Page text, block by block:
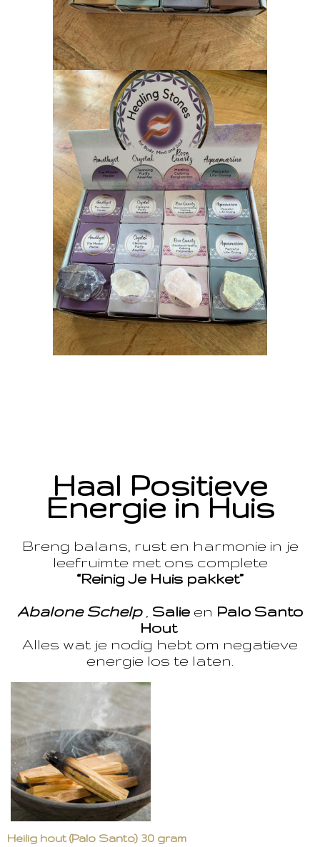
Haal Positieve
Energie in Huis
Breng balans, rust en harmonie in je
leefruimte met ons complete
“Reinig Je Huis pakket”
Abalone Schelp, Salie en Palo Santo
Hout
Alles wat je nodig hebt om negatieve
energie los te laten.
Heilig hout (Palo Santo) 30 gram